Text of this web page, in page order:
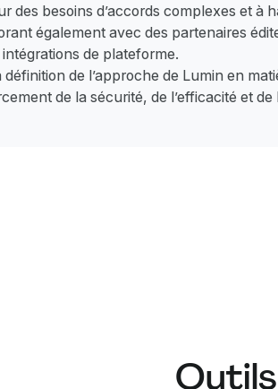
des besoins d’accords complexes et à
également avec des partenaires
de plateforme.
de l’approche de Lumin en
de la sécurité, de l’efficacité et de